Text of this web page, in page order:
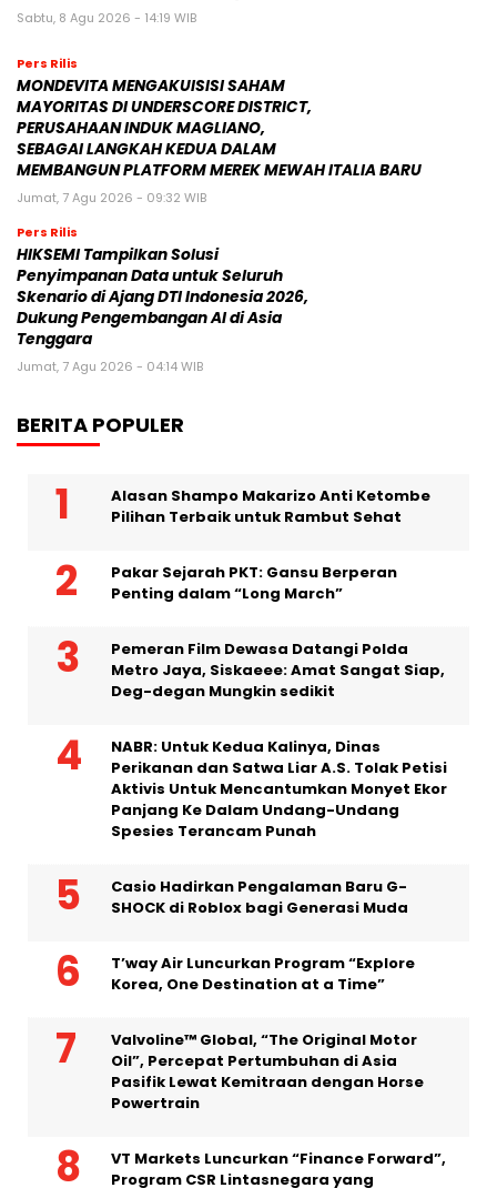
FAMILIARITÉ: Ketika Sinema dan Sastra
Bertemu dalam Sebuah Karya Puitis
Sabtu, 8 Agu 2026 - 14:19 WIB
Pers Rilis
MONDEVITA MENGAKUISISI SAHAM
MAYORITAS DI UNDERSCORE DISTRICT,
PERUSAHAAN INDUK MAGLIANO,
SEBAGAI LANGKAH KEDUA DALAM
MEMBANGUN PLATFORM MEREK MEWAH ITALIA BARU
Jumat, 7 Agu 2026 - 09:32 WIB
Pers Rilis
HIKSEMI Tampilkan Solusi
Penyimpanan Data untuk Seluruh
Skenario di Ajang DTI Indonesia 2026,
Dukung Pengembangan AI di Asia
Tenggara
Pemeran Film Dewasa Datangi Polda
NABR: Untuk Kedua Kalinya, Dinas
Perikanan dan Satwa Liar A.S. Tolak Petisi
Aktivis Untuk Mencantumkan Monyet Ekor
Valvoline™ Global, “The Original Motor
Oil”, Percepat Pertumbuhan di Asia